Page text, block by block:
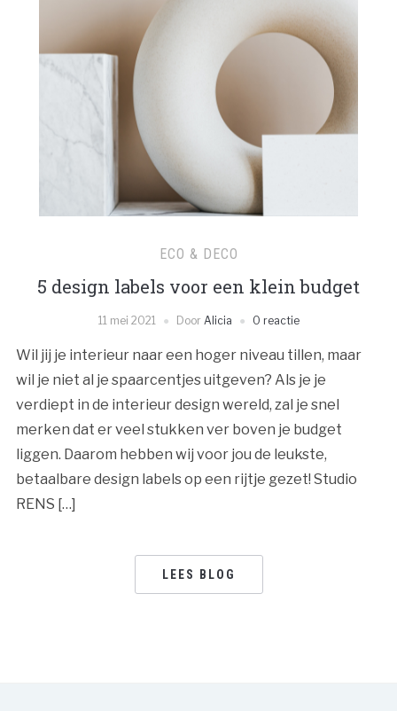
ECO & DECO
5 design labels voor een klein budget
11 mei 2021 Door Alicia 0 reactie
Wil jij je interieur naar een hoger niveau tillen, maar
wil je niet al je spaarcentjes uitgeven? Als je je
verdiept in de interieur design wereld, zal je snel
merken dat er veel stukken ver boven je budget
liggen. Daarom hebben wij voor jou de leukste,
betaalbare design labels op een rijtje gezet! Studio
RENS […]
LEES BLOG